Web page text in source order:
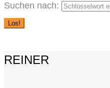
Suchen nach:
Los!
REINER